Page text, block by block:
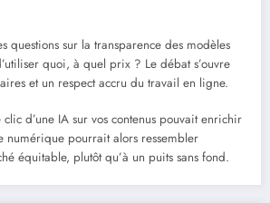
questions sur la transparence des modèles
quoi, à quel prix ? Le débat s’ouvre
et un respect accru du travail en ligne.
d’une IA sur vos contenus pouvait enrichir
numérique pourrait alors ressembler
équitable, plutôt qu’à un puits sans fond.